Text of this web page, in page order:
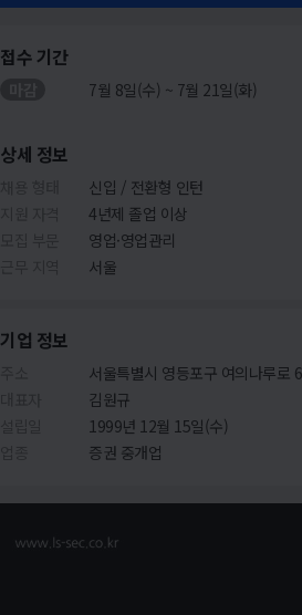
접수 기간
7월 8일(수) ~ 7월 21일(화)
상세 정보
신입 / 전환형 인턴
4년제 졸업 이상
영업·영업관리
서울
기업 정보
서울특별시 영등포구 여의나루로
김원규
1999년 12월 15일(수)
증권 중개업